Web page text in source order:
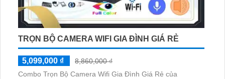
TRỌN BỘ CAMERA WIFI GIA ĐÌNH GIÁ RẺ
5,099,000 ₫
8,860,000 ₫
Combo Trọn Bộ Camera Wifi Gia Đình Giá Rẻ của